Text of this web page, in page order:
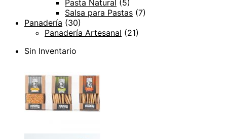
Pasta Natural (5)
Salsa para Pastas (7)
Panadería (30)
Panadería Artesanal (21)
Sin Inventario